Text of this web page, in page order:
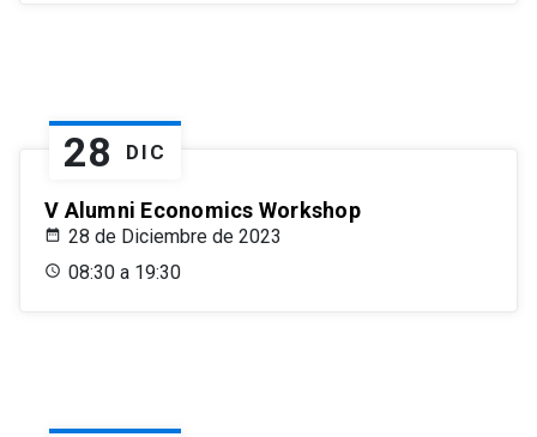
28 DIC
V Alumni Economics Workshop
28 de Diciembre de 2023
08:30 a 19:30